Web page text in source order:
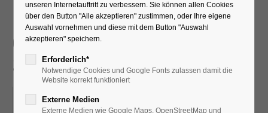
Michael Esprit - die
gefühlvolle Stimme für
Schlager & Balladen
01.08.2025, 19:30–21:00
unseren Internetauftritt zu verbessern. Sie können allen Cookies
über den Button "Alle akzeptieren" zustimmen, oder Ihre eigene
Auswahl vornehmen und diese mit dem Button "Auswahl
akzeptieren" speichern.
Erforderlich*
Notwendige Cookies und Google Fonts zulassen damit die
Website korrekt funktioniert
Externe Medien
Externe Medien wie Google Maps, OpenStreetMap und